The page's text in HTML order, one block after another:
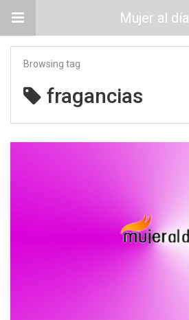
Mujer al día
Browsing tag
fragancias